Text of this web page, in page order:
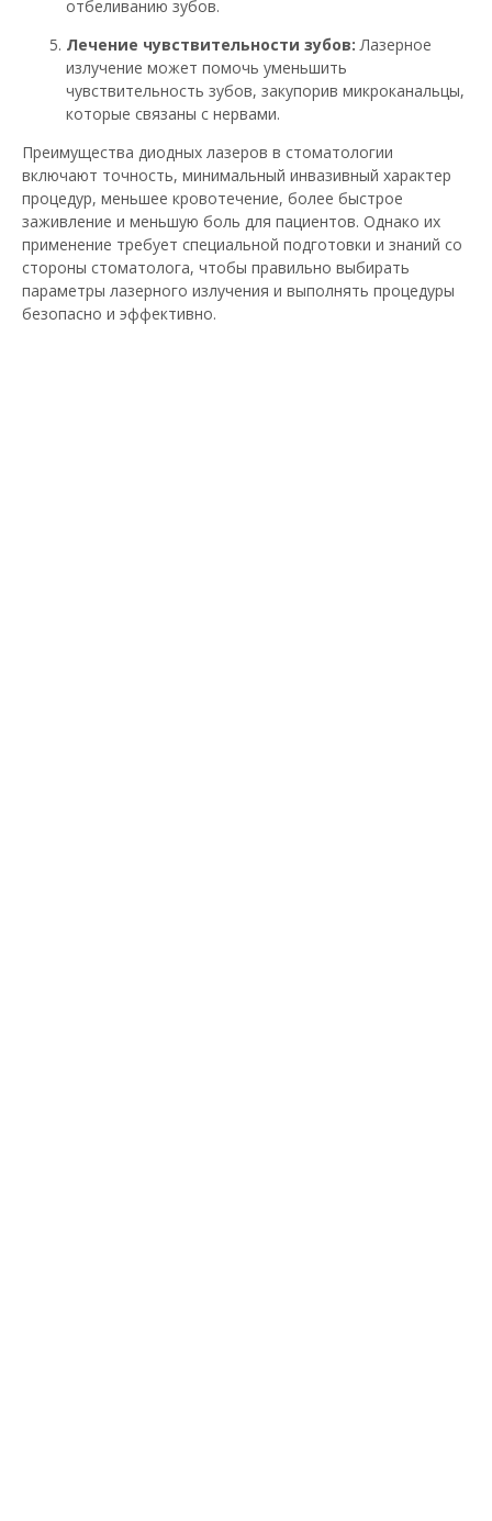
отбеливанию зубов.
Лечение чувствительности зубов: Лазерное
излучение может помочь уменьшить
чувствительность зубов, закупорив микроканальцы,
которые связаны с нервами.
Преимущества диодных лазеров в стоматологии
включают точность, минимальный инвазивный характер
процедур, меньшее кровотечение, более быстрое
заживление и меньшую боль для пациентов. Однако их
применение требует специальной подготовки и знаний со
стороны стоматолога, чтобы правильно выбирать
параметры лазерного излучения и выполнять процедуры
безопасно и эффективно.